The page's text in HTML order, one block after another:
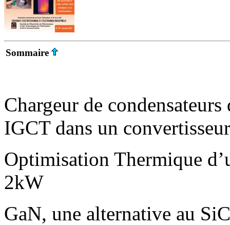
Sommaire
Chargeur de
IGCT dans un
Optimisation Thermique
2kW
GaN, une alternative au